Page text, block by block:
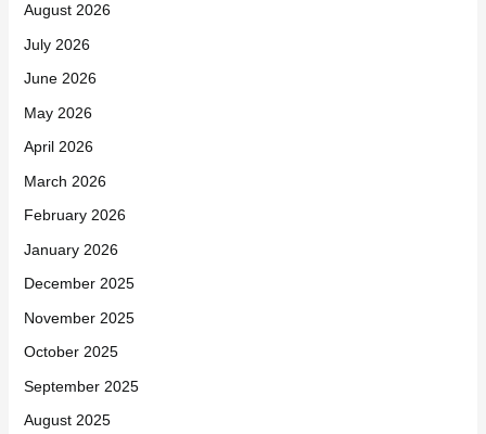
August 2026
July 2026
June 2026
May 2026
April 2026
March 2026
February 2026
January 2026
December 2025
November 2025
October 2025
September 2025
August 2025